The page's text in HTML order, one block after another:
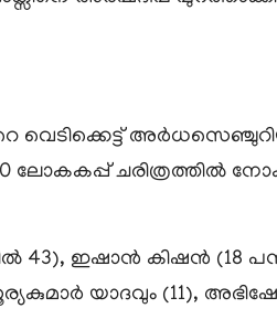
വെടിക്കെട്ട്
ലോകകപ്പ് ചരിത്രത്തില്‍
ഇഷാന്‍ കിഷന്‍ (18
യാദവും (11),